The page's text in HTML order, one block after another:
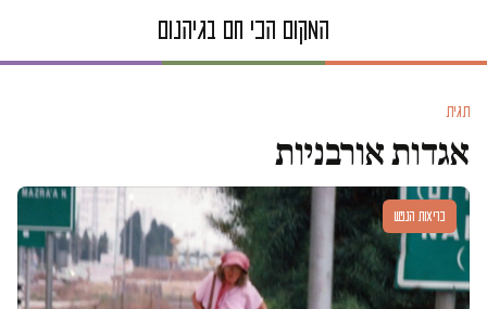
תגית
אגדות אורבניות
בריאות הנפש